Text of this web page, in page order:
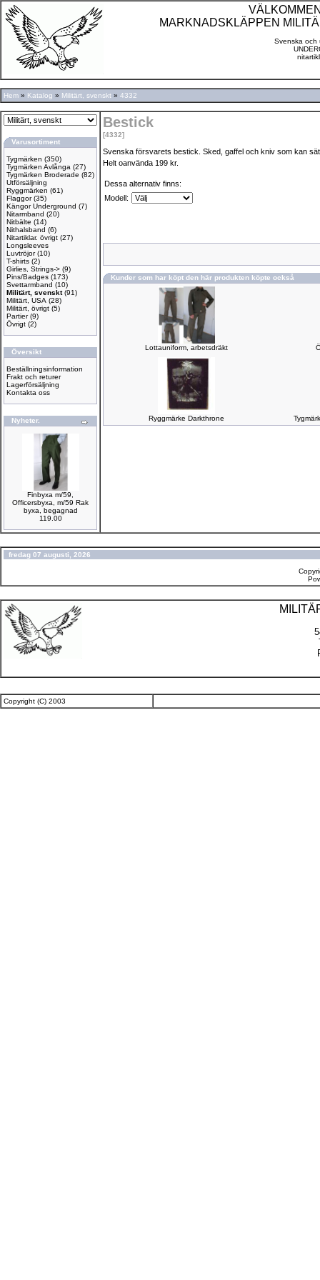
MARKNADSKLÄPPEN
Svenska och
Hem » Katalog » Militärt, svenskt » 4332
Varusortiment
Tygmärken (350)
Tygmärken Avlånga (27)
Tygmärken Broderade (82)
Utförsäljning
Ryggmärken (61)
Flaggor(35)
Kängor Underground (7)
Nitarmband (20)
Nitbälte (14)
Nithalsband (6)
Nitartiklar. övrigt (27)
Longsleeves
Luvtröjor(10)
T-shirts (2)
Girlies, Strings-> (9)
Pins/Badges (173)
Svettarmband (10)
Militärt, svenskt(91)
Militärt, USA (28)
Militärt, övrigt (5)
Partier(9)
Övrigt (2)
Översikt
Beställningsinformation
Frakt och returer
Lagerförsäljning
Kontakta oss
Nyheter.
Finbyxa m/59,
Officersbyxa, m/59 Rak
byxa, begagnad
119.00
Bestick
[4332]
Svenska försvarets bestick. Sked, gaffel och kniv som kan
Helt oanvända 199 kr.
Dessa alternativ finns:
Modell:
Kunder som har köpt den här produkten köpte också
Lottauniform, arbetsdräkt
Ryggmärke Darkthrone
fredag 07 augusti, 2026
Copyright (C) 2003